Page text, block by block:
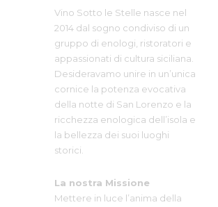
Vino Sotto le Stelle nasce nel
2014 dal sogno condiviso di un
gruppo di enologi, ristoratori e
appassionati di cultura siciliana.
Desideravamo unire in un’unica
cornice la potenza evocativa
della notte di San Lorenzo e la
ricchezza enologica dell’isola e
la bellezza dei suoi luoghi
storici.
La nostra Missione
Mettere in luce l’anima della